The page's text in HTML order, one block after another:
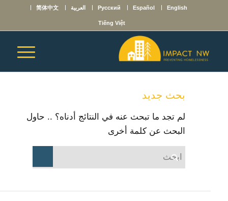
English
Español
Русский العربية 简体中文
Tiếng Việt
بحث جديد
لم تجد ما تبحث عنه في النتائج أدناه؟ .. حاول
البحث عن كلمة أخرى